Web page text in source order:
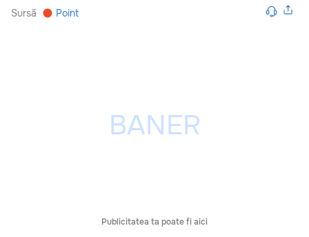
Sursă Point
Publicitatea ta poate fi aici